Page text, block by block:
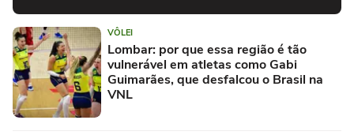
VÔLEI
Lombar: por que essa região é tão
vulnerável em atletas como Gabi
Guimarães, que desfalcou o Brasil na
VNL